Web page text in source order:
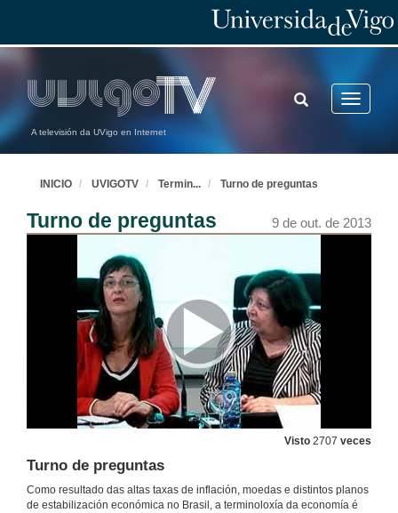
A televisión da UVigo en Internet
Toggle
TOGGLE
SEARCH
INICIO UVIGOTV Termin... Turno de preguntas
Turno de preguntas 9 de out. de 2013
Visto 2707 veces
Turno de preguntas
Como resultado das altas taxas de inflación, moedas e distintos planos
de estabilización económica no Brasil, a terminoloxía da economía é